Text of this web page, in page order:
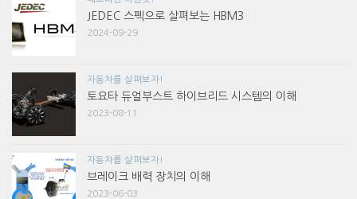
JEDEC 스펙으로 살펴보는 HBM3
2024-09-29
자동차를 살펴보자!
토요타 듀얼부스트 하이브리드 시스템의 이해
2023-08-11
자동차를 살펴보자!
브레이크 배력 장치의 이해
2023-06-03